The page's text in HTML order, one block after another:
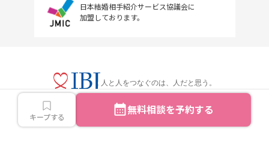
キープする 無料相談を予約する
日本結婚相手紹介サービス協議会に
加盟しております。
人と人をつなぐのは、人だと思う。